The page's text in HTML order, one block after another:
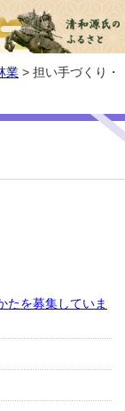
業 > 担い手づくり・
たを募集していま